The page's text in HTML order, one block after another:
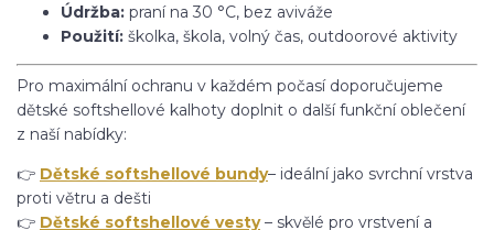
Údržba: praní na 30 °C, bez aviváže
Použití: školka, škola, volný čas, outdoorové aktivity
Pro maximální ochranu v každém počasí doporučujeme
dětské softshellové kalhoty doplnit o další funkční oblečení
z naší nabídky:
👉 Dětské softshellové bundy– ideální jako svrchní vrstva
proti větru a dešti
👉 Dětské softshellové vesty– skvělé pro vrstvení a